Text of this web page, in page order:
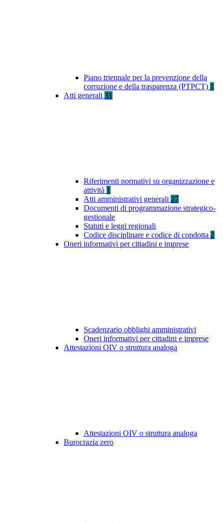
Piano triennale per la prevenzione della
corruzione e della trasparenza (PTPCT) 1
Atti generali 31
Riferimenti normativi su organizzazione e
attività 1
Atti amministrativi generali 27
Documenti di programmazione strategico-
gestionale
Statuti e leggi regionali
Codice disciplinare e codice di condotta 2
Oneri informativi per cittadini e imprese
Scadenzario obblighi amministrativi
Oneri informativi per cittadini e imprese
Attestazioni OIV o struttura analoga
Attestazioni OIV o struttura analoga
Burocrazia zero